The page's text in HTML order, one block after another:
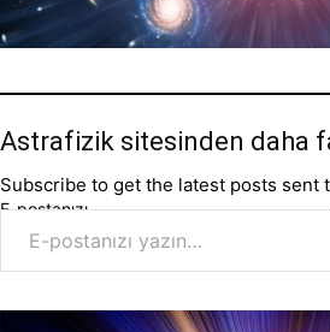
Astrafizik sitesinden daha
Subscribe to get the latest posts sent
E-postanızı